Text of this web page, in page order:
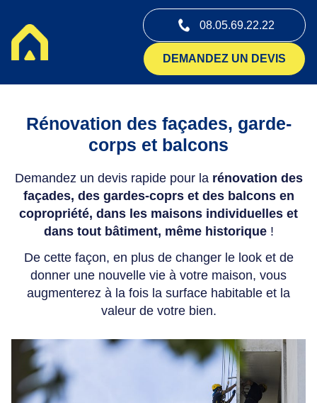
08.05.69.22.22
DEMANDEZ UN DEVIS
Rénovation des façades, garde-
corps et balcons
Demandez un devis rapide pour la rénovation des
façades, des gardes-coprs et des balcons en
copropriété, dans les maisons individuelles et
dans tout bâtiment, même historique!
De cette façon, en plus de changer le look et de
donner une nouvelle vie à votre maison, vous
augmenterez à la fois la surface habitable et la
valeur de votre bien.